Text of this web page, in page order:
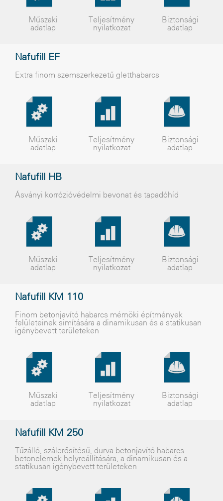
Műszaki
adatlap
Teljesítmény
nyilatkozat
Biztonsági
adatlap
Nafufill EF
Extra finom szemszerkezetű gletthabarcs
Műszaki
adatlap
Teljesítmény
nyilatkozat
Biztonsági
adatlap
Nafufill HB
Ásványi korrózióvédelmi bevonat és tapadóhíd
Műszaki
adatlap
Teljesítmény
nyilatkozat
Biztonsági
adatlap
Nafufill KM 110
Finom betonjavító habarcs mérnöki építmények
felületeinek simítására a dinamikusan és a statikusan
igénybevett területeken
Műszaki
adatlap
Teljesítmény
nyilatkozat
Biztonsági
adatlap
Nafufill KM 250
Tûzálló, szálerõsítésû, durva betonjavító habarcs
betonelemek helyreállítására, a dinamikusan és a
statikusan igénybevett területeken